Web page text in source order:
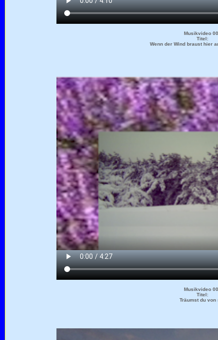
Musikvideo
Titel:
Wenn der Wind braust hier
Musikvideo
Titel:
Träumst du von